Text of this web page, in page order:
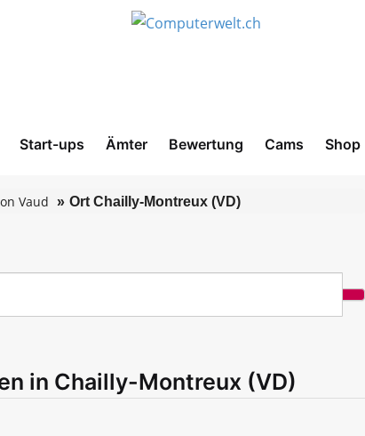
Start-ups Ämter Bewertung Cams Shop
Vaud Ort Chailly-Montreux (VD)
in Chailly-Montreux (VD)